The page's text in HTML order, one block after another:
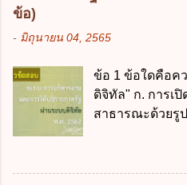
โปร่งใสและตรว
บัญญัติวิธีการงบ
ให้การบริหา...
สาธารณะเป็นไป
เกินร้อยละ 60 ข้
กฎหมายที่ให้จัด
ธรรมเนียมเพิ่ม
เพื่อการนำไปใ
ข้อใด ก. เป็นไ
ข. เพื่อป็นรายไ
ข้อ)
- มิถุนายน 04, 2565
ข้อ 1 ข้อใดคือค
ดิจิทัล" ก. การเ
สาธารณะด้วยรู
การบริหารงาน
ข้อมูลภาครัฐ ค